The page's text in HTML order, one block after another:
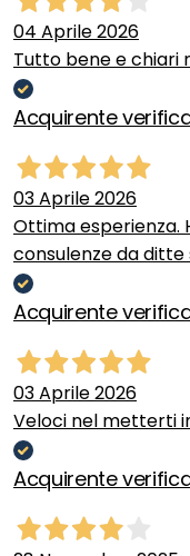
04 Aprile 2026
Tutto bene e chiari
Acquirente
03 Aprile 2026
Ottima esperienza.
consulenze da
Acquirente
03 Aprile 2026
Veloci nel metterti
Acquirente